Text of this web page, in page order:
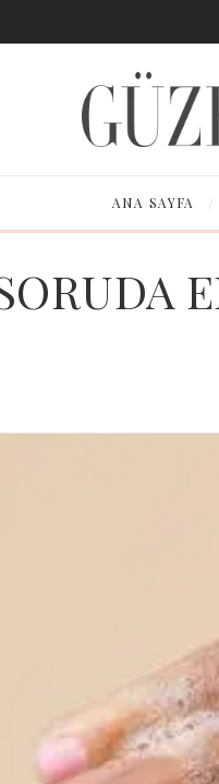
ANA SAYFA /